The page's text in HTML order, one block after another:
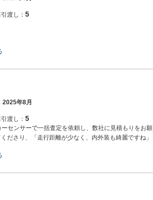
渡し： 5
2025年8月
渡し： 5
センサーで一括査定を依頼し、数社に見積もりをお願
ださり、「走行距離が少なく、内外装も綺麗ですね」
で、終始安心して取引を進めることができました。大